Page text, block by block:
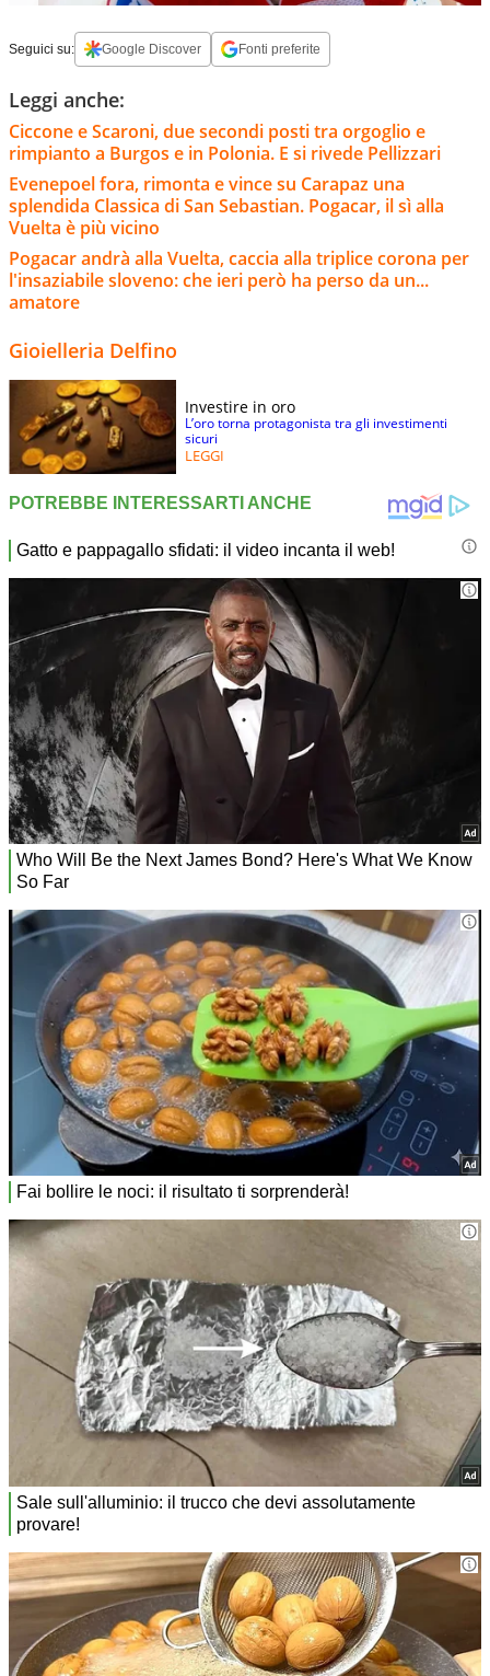
Seguici su: Google Discover Fonti preferite
Leggi anche:
Ciccone e Scaroni, due secondi posti tra orgoglio e
rimpianto a Burgos e in Polonia. E si rivede Pellizzari
Evenepoel fora, rimonta e vince su Carapaz una
splendida Classica di San Sebastian. Pogacar, il sì alla
Vuelta è più vicino
Pogacar andrà alla Vuelta, caccia alla triplice corona per
l'insaziabile sloveno: che ieri però ha perso da un...
amatore
Gioielleria Delfino
Investire in oro
L’oro torna protagonista tra gli investimenti
sicuri
LEGGI